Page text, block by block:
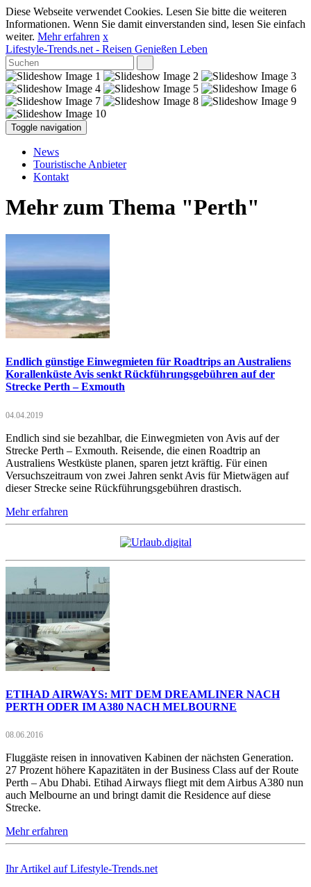
Diese Webseite verwendet Cookies. Lesen Sie bitte die weiteren
Informationen. Wenn Sie damit einverstanden sind, lesen Sie einfach
weiter. Mehr erfahren x
Lifestyle-Trends.net - Reisen Genießen Leben
Toggle navigation
News
Touristische Anbieter
Kontakt
Mehr zum Thema "Perth"
Endlich günstige Einwegmieten für Roadtrips an Australiens
Korallenküste Avis senkt Rückführungsgebühren auf der
Strecke Perth – Exmouth
04.04.2019
Endlich sind sie bezahlbar, die Einwegmieten von Avis auf der
Strecke Perth – Exmouth. Reisende, die einen Roadtrip an
Australiens Westküste planen, sparen jetzt kräftig. Für einen
Versuchszeitraum von zwei Jahren senkt Avis für Mietwägen auf
dieser Strecke seine Rückführungsgebühren drastisch.
Mehr erfahren
ETIHAD AIRWAYS: MIT DEM DREAMLINER NACH
PERTH ODER IM A380 NACH MELBOURNE
08.06.2016
Fluggäste reisen in innovativen Kabinen der nächsten Generation.
27 Prozent höhere Kapazitäten in der Business Class auf der Route
Perth – Abu Dhabi. Etihad Airways fliegt mit dem Airbus A380 nun
auch Melbourne an und bringt damit die Residence auf diese
Strecke.
Mehr erfahren
Ihr Artikel auf Lifestyle-Trends.net